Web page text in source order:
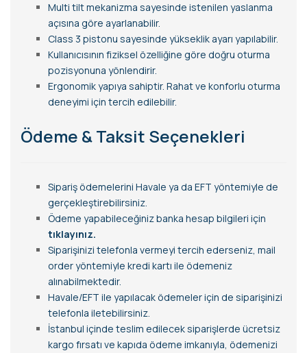
Multi tilt mekanizma sayesinde istenilen yaslanma
açısına göre ayarlanabilir.
Class 3 pistonu sayesinde yükseklik ayarı yapılabilir.
Kullanıcısının fiziksel özelliğine göre doğru oturma
pozisyonuna yönlendirir.
Ergonomik yapıya sahiptir. Rahat ve konforlu oturma
deneyimi için tercih edilebilir.
Ödeme & Taksit Seçenekleri
Sipariş ödemelerini Havale ya da EFT yöntemiyle de
gerçekleştirebilirsiniz.
Ödeme yapabileceğiniz banka hesap bilgileri için
tıklayınız.
Siparişinizi telefonla vermeyi tercih ederseniz, mail
order yöntemiyle kredi kartı ile ödemeniz
alınabilmektedir.
Havale/EFT ile yapılacak ödemeler için de siparişinizi
telefonla iletebilirsiniz.
İstanbul içinde teslim edilecek siparişlerde ücretsiz
kargo fırsatı ve kapıda ödeme imkanıyla, ödemenizi